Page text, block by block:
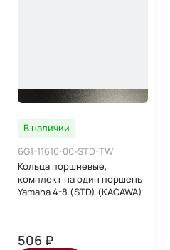
В наличии
6G1-11610-00-STD-TW
Кольца поршневые,
комплект на один поршень
Yamaha 4-8 (STD) (KACAWA)
506 ₽